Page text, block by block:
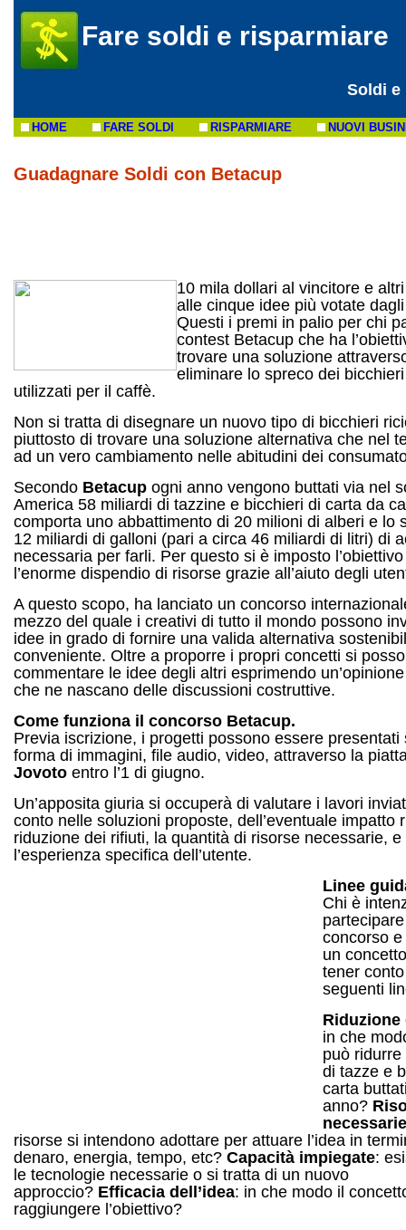
Fare soldi e risparmiare
Soldi e
HOME FARE SOLDI RISPARMIARE NUOVI
Guadagnare Soldi con Betacup
10 mila dollari al vincitore e
alle cinque idee più votate
Questi i premi in palio per chi
contest Betacup che ha
trovare una soluzione
eliminare lo spreco dei
utilizzati per il caffè.
Non si tratta di disegnare un nuovo tipo di bicchieri
piuttosto di trovare una soluzione alternativa che nel
ad un vero cambiamento nelle abitudini dei
Secondo Betacup ogni anno vengono buttati via nel
America 58 miliardi di tazzine e bicchieri di carta da
comporta uno abbattimento di 20 milioni di alberi e lo
12 miliardi di galloni (pari a circa 46 miliardi di litri) di
necessaria per farli. Per questo si è imposto
l’enorme dispendio di risorse grazie all’aiuto degli
A questo scopo, ha lanciato un concorso
mezzo del quale i creativi di tutto il mondo possono
idee in grado di fornire una valida alternativa
conveniente. Oltre a proporre i propri concetti si
commentare le idee degli altri esprimendo
che ne nascano delle discussioni costruttive.
Come funziona il concorso Betacup.
Previa iscrizione, i progetti possono essere presentati
forma di immagini, file audio, video, attraverso la
Jovoto entro l’1 di giugno.
Un’apposita giuria si occuperà di valutare i lavori
conto nelle soluzioni proposte, dell’eventuale impatto
riduzione dei rifiuti, la quantità di risorse necessarie, e
l’esperienza specifica dell’utente.
Linee
Chi è
concorso
un
tener
seguenti
in che
può
di tazze e
carta
anno?
necessarie
risorse si intendono adottare per attuare l’idea in
denaro, energia, tempo, etc? Capacità impiegate:
le tecnologie necessarie o si tratta di un nuovo
approccio? Efficacia dell’idea: in che modo il
raggiungere l’obiettivo?